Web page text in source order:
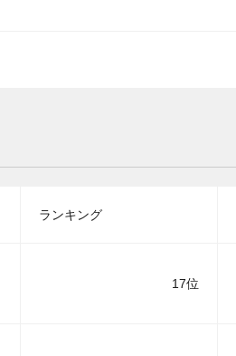
ランキング
17位